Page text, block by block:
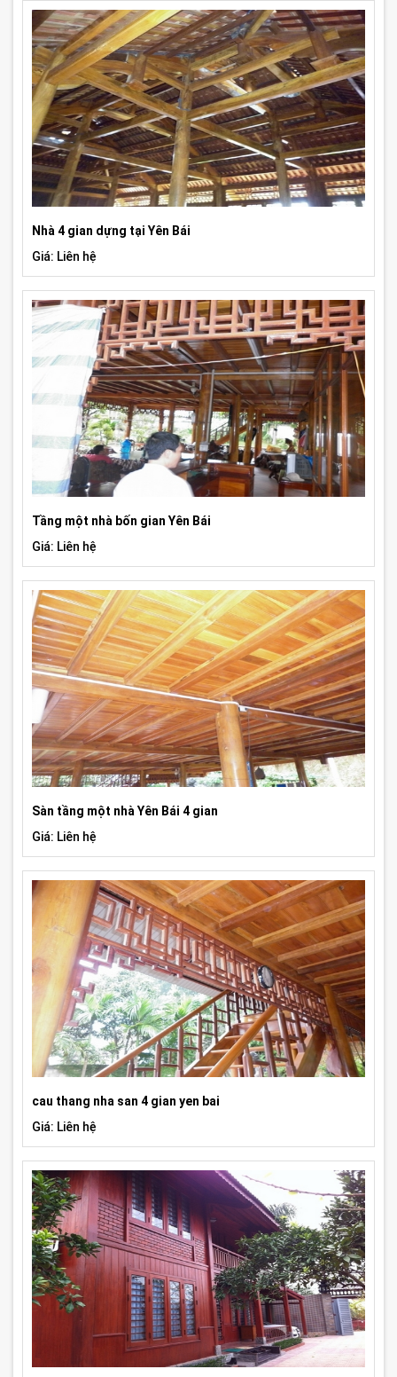
Nhà 4 gian dựng tại Yên Bái
Giá: Liên hệ
Tầng một nhà bốn gian Yên Bái
Giá: Liên hệ
Sàn tầng một nhà Yên Bái 4 gian
Giá: Liên hệ
cau thang nha san 4 gian yen bai
Giá: Liên hệ